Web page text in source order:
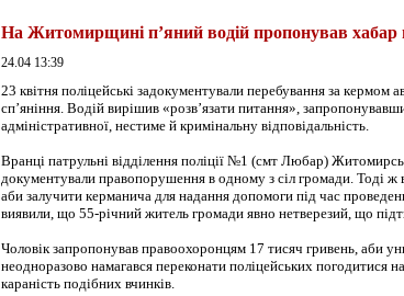
На Житомирщині п’яний водій пропонував хабар
24.04 13:39
23 квітня поліцейські задокументували перебування за кермом
сп’яніння. Водій вирішив «розв’язати питання»,
адміністративної, нестиме й кримінальну відповідальність.
Вранці патрульні відділення поліції №1 (смт Любар)
документували правопорушення в одному з сіл громади. Тоді ж
аби залучити керманича для надання допомоги під час
виявили, що 55-річний житель громади явно нетверезий, що
Чоловік запропонував правоохоронцям 17 тисяч гривень, аби
неодноразово намагався переконати поліцейських погодитися
караність подібних вчинків.